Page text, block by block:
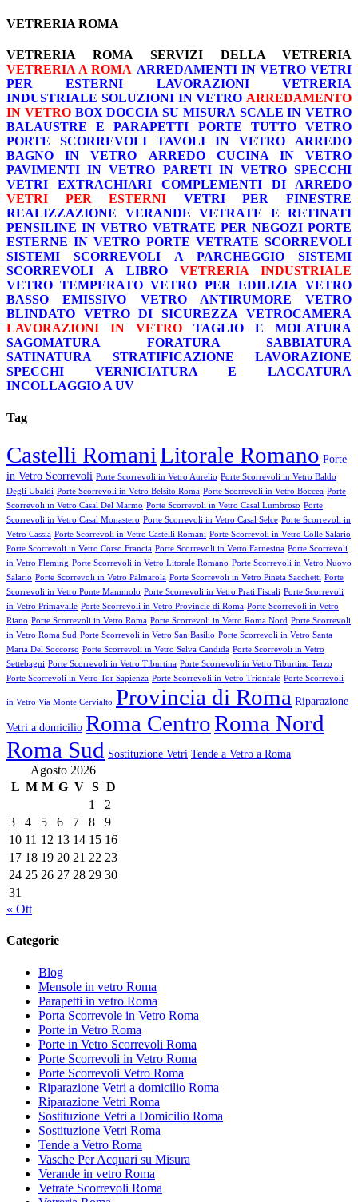
VETRERIA ROMA
VETRERIA ROMA
SERVIZI DELLA VETRERIA
VETRERIA A ROMA ARREDAMENTI IN VETRO VETRI
PER ESTERNI
LAVORAZIONI
VETRERIA
INDUSTRIALE SOLUZIONI IN VETRO ARREDAMENTO
IN VETRO BOX DOCCIA SU MISURA SCALE IN VETRO
BALAUSTRE E PARAPETTI
PORTE TUTTO VETRO
PORTE SCORREVOLI
TAVOLI IN VETRO
ARREDO
BAGNO IN VETRO
ARREDO CUCINA IN VETRO
PAVIMENTI IN VETRO PARETI IN VETRO SPECCHI
VETRI EXTRACHIARI
COMPLEMENTI DI ARREDO
VETRI PER ESTERNI
VETRI PER FINESTRE
REALIZZAZIONE VERANDE
VETRATE E RETINATI
PENSILINE IN VETRO VETRATE PER NEGOZI PORTE
ESTERNE IN VETRO PORTE VETRATE SCORREVOLI
SISTEMI SCORREVOLI A PARCHEGGIO
SISTEMI
SCORREVOLI A LIBRO
VETRERIA INDUSTRIALE
VETRO TEMPERATO VETRO PER EDILIZIA VETRO
BASSO EMISSIVO
VETRO ANTIRUMORE
VETRO
BLINDATO
VETRO DI SICUREZZA
VETROCAMERA
LAVORAZIONI IN VETRO
TAGLIO E MOLATURA
SAGOMATURA
FORATURA
SABBIATURA
SATINATURA
STRATIFICAZIONE
LAVORAZIONE
SPECCHI
VERNICIATURA E LACCATURA
INCOLLAGGIO A UV
Tag
Castelli RomaniLitorale Romano Porte
in Vetro Scorrevoli Porte Scorrevoli in Vetro Aurelio Porte Scorrevoli in Vetro Baldo
Degli Ubaldi Porte Scorrevoli in Vetro Belsito Roma Porte Scorrevoli in Vetro Boccea Porte
Scorrevoli in Vetro Casal Del Marmo Porte Scorrevoli in Vetro Casal Lumbroso Porte
Scorrevoli in Vetro Casal Monastero Porte Scorrevoli in Vetro Casal Selce Porte Scorrevoli in
Vetro Cassia Porte Scorrevoli in Vetro Castelli Romani Porte Scorrevoli in Vetro Colle Salario
Porte Scorrevoli in Vetro Corso Francia Porte Scorrevoli in Vetro Farnesina Porte Scorrevoli
in Vetro Fleming Porte Scorrevoli in Vetro Litorale Romano Porte Scorrevoli in Vetro Nuovo
Salario Porte Scorrevoli in Vetro Palmarola Porte Scorrevoli in Vetro Pineta Sacchetti Porte
Scorrevoli in Vetro Ponte Mammolo Porte Scorrevoli in Vetro Prati Fiscali Porte Scorrevoli
in Vetro Primavalle Porte Scorrevoli in Vetro Provincie di Roma Porte Scorrevoli in Vetro
Riano Porte Scorrevoli in Vetro Roma Porte Scorrevoli in Vetro Roma Nord Porte Scorrevoli
in Vetro Roma Sud Porte Scorrevoli in Vetro San Basilio Porte Scorrevoli in Vetro Santa
Maria Del Soccorso Porte Scorrevoli in Vetro Selva Candida Porte Scorrevoli in Vetro
Settebagni Porte Scorrevoli in Vetro Tiburtina Porte Scorrevoli in Vetro Tiburtino Terzo
Porte Scorrevoli in Vetro Tor Sapienza Porte Scorrevoli in Vetro Trionfale Porte Scorrevoli
in Vetro Via Monte Cervialto Provincia di Roma Riparazione
Vetri a domicilio Roma CentroRoma Nord
Roma Sud Sostituzione Vetri Tende a Vetro a Roma
Agosto 2026
L M M G V S D
1
2
3
4 5 6 7 8
9
10 11 12 13 14 15 16
17 18 19 20 21 22 23
24 25 26 27 28 29 30
31
« Ott
Categorie
Blog
Mensole in vetro Roma
Parapetti in vetro Roma
Porta Scorrevole in Vetro Roma
Porte in Vetro Roma
Porte in Vetro Scorrevoli Roma
Porte Scorrevoli in Vetro Roma
Porte Scorrevoli Vetro Roma
Riparazione Vetri a domicilio Roma
Riparazione Vetri Roma
Sostituzione Vetri a Domicilio Roma
Sostituzione Vetri Roma
Tende a Vetro Roma
Vasche Per Acquari su Misura
Verande in vetro Roma
Vetrate Scorrevoli Roma